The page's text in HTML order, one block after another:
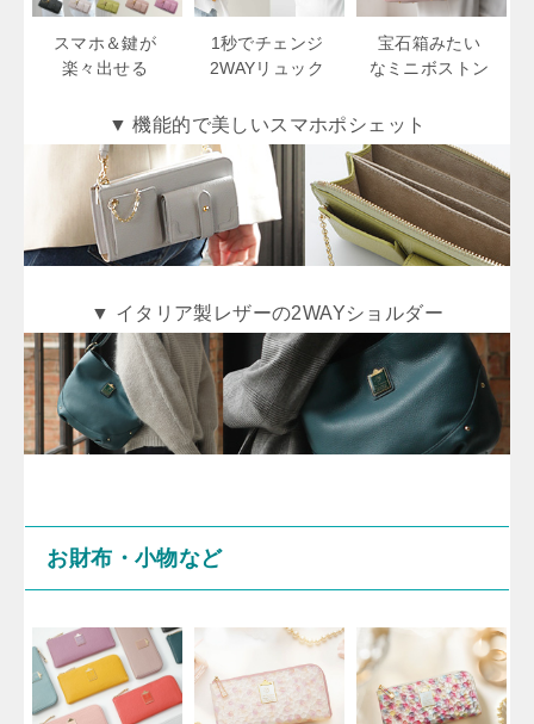
スマホ＆鍵が
楽々出せる
1秒でチェンジ
2WAYリュック
宝石箱みたい
なミニボストン
▼ 機能的で美しいスマホポシェット
▼ イタリア製レザーの2WAYショルダー
お財布・小物など